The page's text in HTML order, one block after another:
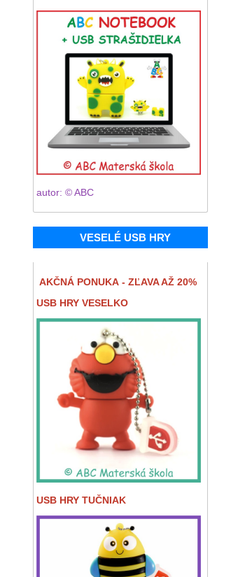
autor: © ABC
VESELÉ USB HRY
AKČNÁ PONUKA - ZĽAVA AŽ 20%
USB HRY VESELKO
USB HRY TUČNIAK